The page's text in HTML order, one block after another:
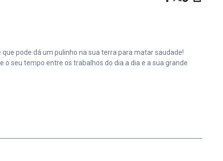
pode dá um pulinho na sua terra para matar saudade!
seu tempo entre os trabalhos do dia a dia e a sua grande